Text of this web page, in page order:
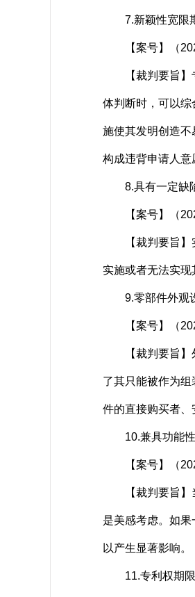
7.新颖性宽限
【案号】（
【裁判要旨】专
体判断时，可以
施使其发明创造不
构成违背申请人意
8.具有一定缺陷
【案号】（
【裁判要旨】实
实施或者无法实现
9.零部件外观
【案号】（
【裁判要旨】外
了其只能被作为
件的直接购买者、
10.兼具功能性
【案号】（
【裁判要旨】当
是美感考虑。如
以产生显著影响。
11.专利权期限